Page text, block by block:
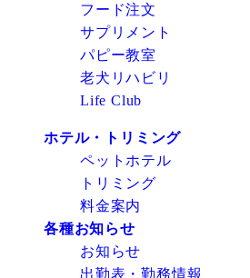
フード注文
サプリメント
パピー教室
老犬リハビリ
Life Club
ホテル・トリミング
ペットホテル
トリミング
料金案内
各種お知らせ
お知らせ
出勤表・勤務情報